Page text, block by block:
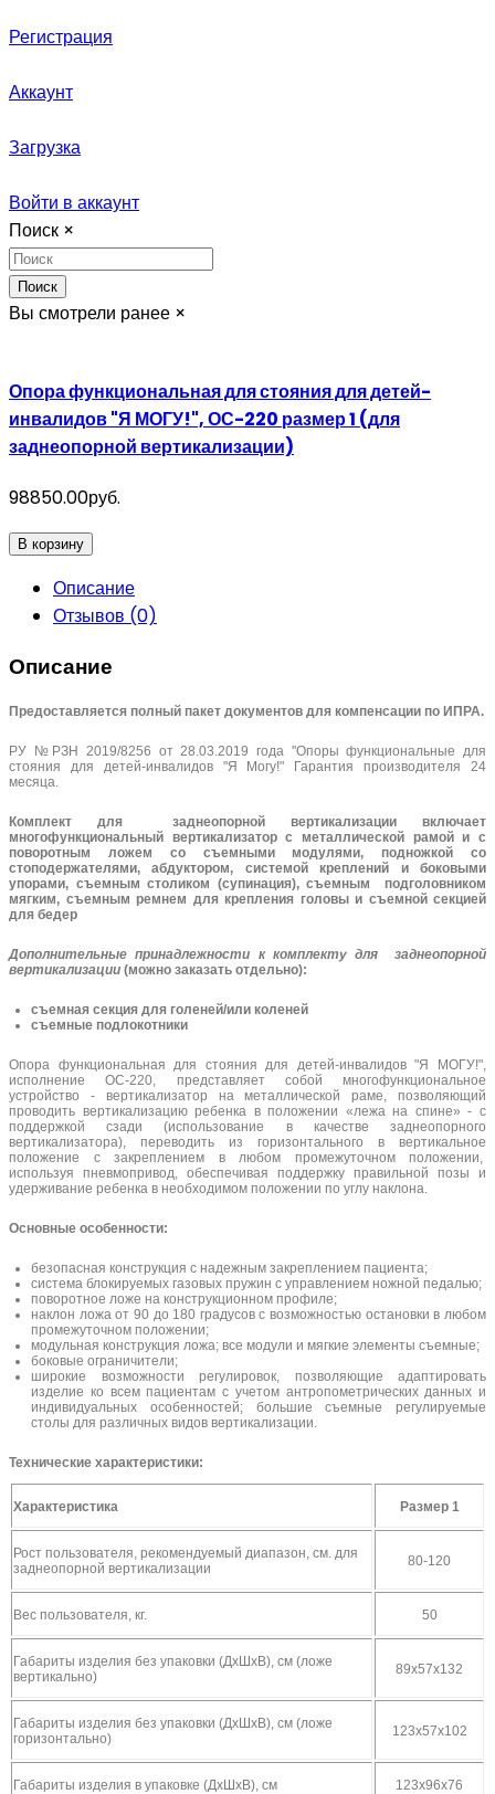
Регистрация
Аккаунт
Загрузка
Войти в аккаунт
Поиск ×
Поиск
Вы смотрели ранее ×
Опора функциональная для стояния для детей-
инвалидов "Я МОГУ!", ОС-220 размер 1 (для
заднеопорной вертикализации)
98850.00руб.
В корзину
Описание
Отзывов (0)
Описание
Предоставляется полный пакет документов для компенсации по ИПРА.
РУ №РЗН 2019/8256 от 28.03.2019 года "Опоры функциональные для
стояния для детей-инвалидов "Я Могу!" Гарантия производителя 24
месяца.
Комплект для заднеопорной вертикализации включает
многофункциональный вертикализатор с металлической рамой и с
поворотным ложем со съемными модулями, подножкой со
стоподержателями, абдуктором, системой креплений и боковыми
упорами, съемным столиком (супинация), съемным подголовником
мягким, съемным ремнем для крепления головы и съемной секцией
для бедер
Дополнительные принадлежности к комплекту для заднеопорной
вертикализации (можно заказать отдельно):
съемная секция для голеней/или коленей
съемные подлокотники
Опора функциональная для стояния для детей-инвалидов "Я МОГУ!",
исполнение ОС-220, представляет собой многофункциональное
устройство - вертикализатор на металлической раме, позволяющий
проводить вертикализацию ребенка в положении «лежа на спине» - с
поддержкой сзади (использование в качестве заднеопорного
вертикализатора), переводить из горизонтального в вертикальное
положение с закреплением в любом промежуточном положении,
используя пневмопривод, обеспечивая поддержку правильной позы и
удерживание ребенка в необходимом положении по углу наклона.
Основные особенности:
безопасная конструкция с надежным закреплением пациента;
система блокируемых газовых пружин с управлением ножной педалью;
поворотное ложе на конструкционном профиле;
наклон ложа от 90 до 180 градусов с возможностью остановки в любом
промежуточном положении;
модульная конструкция ложа; все модули и мягкие элементы съемные;
боковые ограничители;
широкие возможности регулировок, позволяющие адаптировать
изделие ко всем пациентам с учетом антропометрических данных и
индивидуальных особенностей; большие съемные регулируемые
столы для различных видов вертикализации.
Технические характеристики:
Характеристика Размер 1
Рост пользователя, рекомендуемый диапазон, см. для
заднеопорной вертикализации
80-120
Вес пользователя, кг. 50
Габариты изделия без упаковки (ДхШхВ), см (ложе
вертикально)
89х57х132
Габариты изделия без упаковки (ДхШхВ), см (ложе
горизонтально)
123х57х102
Габариты изделия в упаковке (ДхШхВ), см 123х96х76